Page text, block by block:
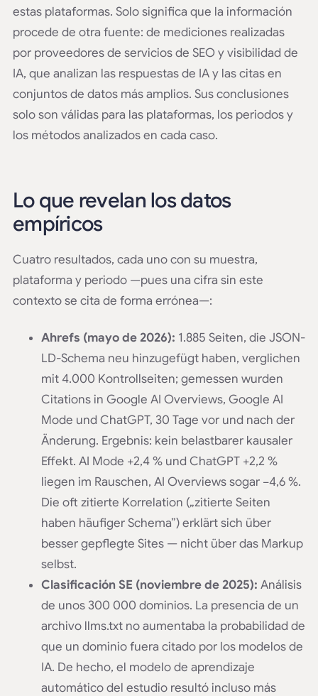
estas plataformas. Solo significa que la información
procede de otra fuente: de mediciones realizadas
por proveedores de servicios de SEO y visibilidad de
IA, que analizan las respuestas de IA y las citas en
conjuntos de datos más amplios. Sus conclusiones
solo son válidas para las plataformas, los periodos y
los métodos analizados en cada caso.
Lo que revelan los datos
empíricos
Cuatro resultados, cada uno con su muestra,
plataforma y periodo —pues una cifra sin este
contexto se cita de forma errónea—:
Ahrefs (mayo de 2026): 1.885 Seiten, die JSON-
LD-Schema neu hinzugefügt haben, verglichen
mit 4.000 Kontrollseiten; gemessen wurden
Citations in Google AI Overviews, Google AI
Mode und ChatGPT, 30 Tage vor und nach der
Änderung. Ergebnis: kein belastbarer kausaler
Effekt. AI Mode +2,4 % und ChatGPT +2,2 %
liegen im Rauschen, AI Overviews sogar −4,6 %.
Die oft zitierte Korrelation („zitierte Seiten
haben häufiger Schema”) erklärt sich über
besser gepflegte Sites — nicht über das Markup
selbst.
Clasificación SE (noviembre de 2025): Análisis
de unos 300 000 dominios. La presencia de un
archivo llms.txt no aumentaba la probabilidad de
que un dominio fuera citado por los modelos de
IA. De hecho, el modelo de aprendizaje
automático del estudio resultó incluso más